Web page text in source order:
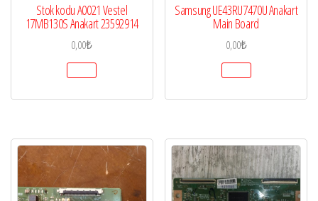
Stok kodu A0021 Vestel
17MB130S Anakart 23592914
0,00₺
Samsung UE43RU7470U Anakart
Main Board
0,00₺